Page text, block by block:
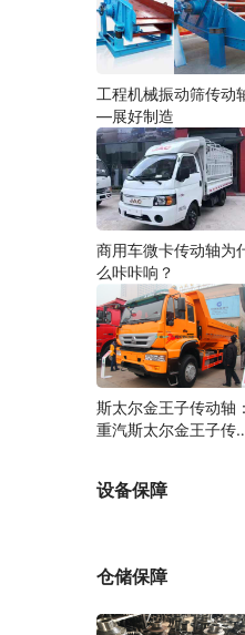
工程机械振动筛传动
—展好制造
商用车微卡传动轴为
么咔咔响？
斯太尔金王子传动轴：
重汽斯太尔金王子传
设备保障
仓储保障